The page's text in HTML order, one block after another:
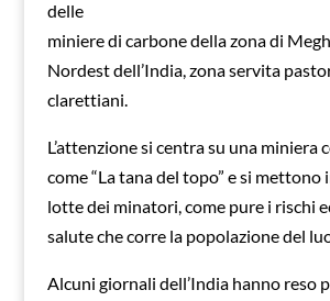
delle
miniere di carbone della zona di
Nordest dell’India, zona servita
clarettiani.
L’attenzione si centra su una miniera
come “La tana del topo” e si mettono
lotte dei minatori, come pure i rischi
salute che corre la popolazione del
Alcuni giornali dell’India hanno reso